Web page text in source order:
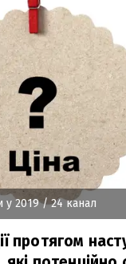
у 2019/ 24 канал
протягом